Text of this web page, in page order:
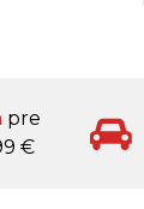
pre
€